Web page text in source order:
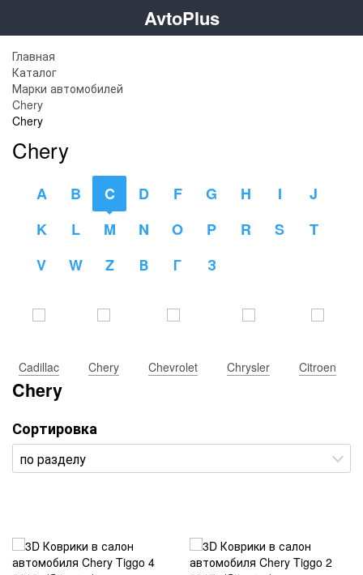
Главная
Каталог
Марки автомобилей
Chery
Chery
Chery
A B C D F G H I
J
K
L M N O P R S
T
V
W Z В Г З
Cadillac Chery Chevrolet Chrysler Citroen
Chery
Сортировка
AvtoPlus